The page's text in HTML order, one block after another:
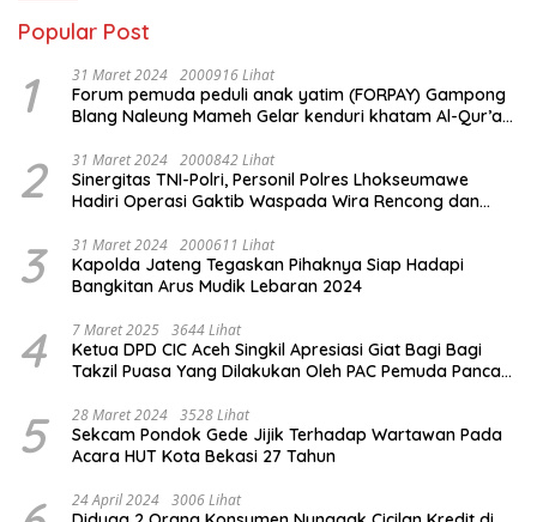
Popular Post
1 31 Maret 2024 2000916 Lihat
Forum pemuda peduli anak yatim (FORPAY) Gampong
Blang Naleung Mameh Gelar kenduri khatam Al-Qur’an
2 31 Maret 2024 2000842 Lihat
Sinergitas TNI-Polri, Personil Polres Lhokseumawe
Hadiri Operasi Gaktib Waspada Wira Rencong dan
3 31 Maret 2024 2000611 Lihat
Kapolda Jateng Tegaskan Pihaknya Siap Hadapi
Bangkitan Arus Mudik Lebaran 2024
4 7 Maret 2025 3644 Lihat
Ketua DPD CIC Aceh Singkil Apresiasi Giat Bagi Bagi
Takzil Puasa Yang Dilakukan Oleh PAC Pemuda Panca
Meriah Kabupaten Aceh Singkil
5 28 Maret 2024 3528 Lihat
Sekcam Pondok Gede Jijik Terhadap Wartawan Pada
Acara HUT Kota Bekasi 27 Tahun
24 April 2024 3006 Lihat